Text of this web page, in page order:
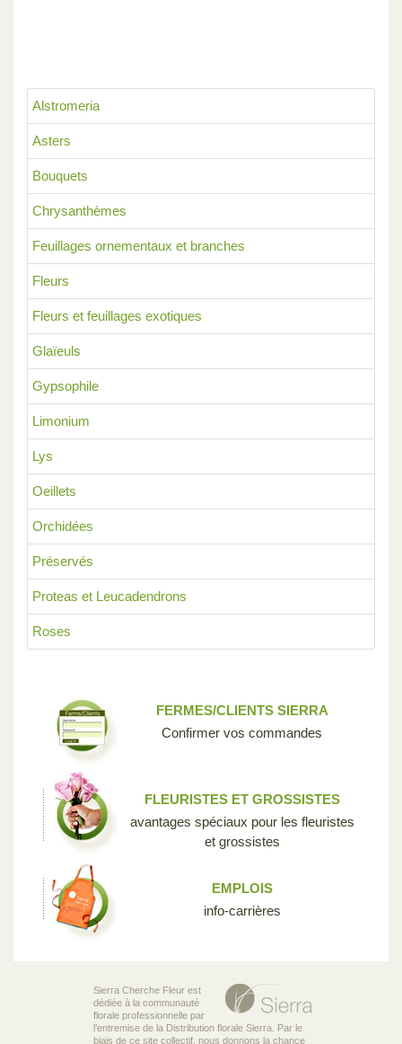
Alstromeria
Asters
Bouquets
Chrysanthèmes
Feuillages ornementaux et branches
Fleurs
Fleurs et feuillages exotiques
Glaïeuls
Gypsophile
Limonium
Lys
Oeillets
Orchidées
Préservés
Proteas et Leucadendrons
Roses
FERMES/CLIENTS SIERRA
Confirmer vos commandes
FLEURISTES ET GROSSISTES
avantages spéciaux pour les fleuristes
et grossistes
EMPLOIS
info-carrières
Sierra Cherche Fleur est
dédiée à la communauté
florale professionnelle par
l’entremise de la Distribution florale Sierra. Par le
biais de ce site collectif, nous donnons la chance